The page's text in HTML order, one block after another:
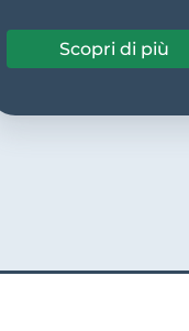
Scopri di più